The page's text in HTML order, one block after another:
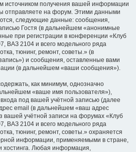
источником получения вашей информации
отправляете на форум. Этими данными
следующие данные: сообщения,
Гостя (в дальнейшем «анонимные
при регистрации в конференции «Клуб
ВАЗ 2104 и всего модельного ряда
тюнинг, ремонт, советы.» (в
и сообщения, оставленные вами
(в дальнейшем «ваши сообщения»).
как минимум, однозначно
«ваше имя пользователя»),
под вашей учётной записью (далее
email (в дальнейшем «ваш адрес
учётной записи на форумах «Клуб
ВАЗ 2104 и всего модельного ряда
тюнинг, ремонт, советы.» охраняется
информации, применяемыми в стране,
хостинга. Любая информация,